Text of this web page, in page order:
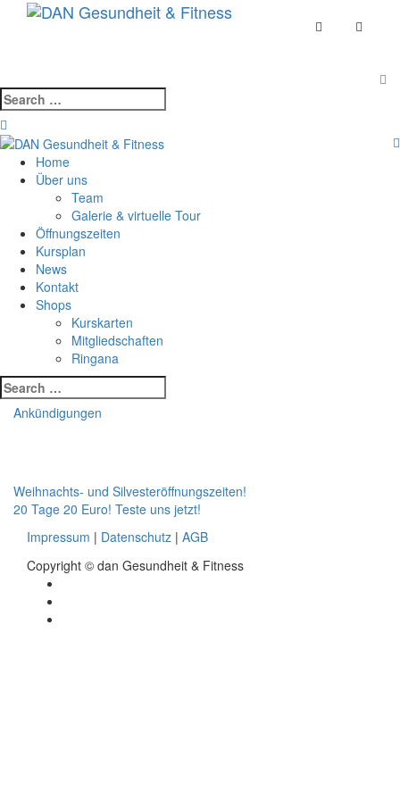
Toggle
Search
for:
Home
Über uns
Team
Galerie & virtuelle Tour
Öffnungszeiten
Kursplan
News
Kontakt
Shops
Kurskarten
Mitgliedschaften
Ringana
Search
for:
Ankündigungen
Beitragsnavigation
Weihnachts- und Silvesteröffnungszeiten!
20 Tage 20 Euro! Teste uns jetzt!
Impressum | Datenschutz | AGB
Copyright © dan Gesundheit & Fitness